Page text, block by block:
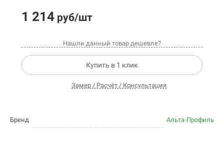
1 214 руб/шт
Нашли данный товар дешевле?
Купить в 1 клик
Замер / Расчёт / Консультация
Бренд Альта-Профиль